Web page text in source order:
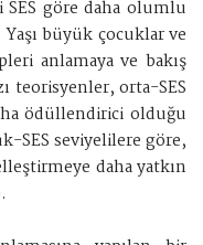
göre daha olumlu
büyük çocuklar ve
anlamaya ve bakış
teorisyenler, orta-SES
ödüllendirici olduğu
SES seviyelilere göre,
daha yatkın